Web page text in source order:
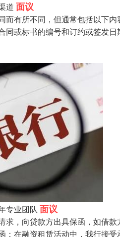
道 面议
而有所不同，但通常包括以下
同或标书的编号和订约或签发
专业团队 面议
求，向贷款方出具保函，如借
：在融资租赁活动中，我行接